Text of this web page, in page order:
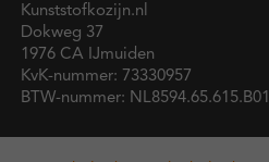
Kunststofkozijn.nl
Dokweg 37
1976 CA IJmuiden
KvK-nummer: 73330957
BTW-nummer: NL8594.65.615.B01